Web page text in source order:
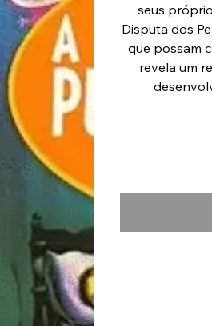
seus
Disputa dos
que possam
revela um